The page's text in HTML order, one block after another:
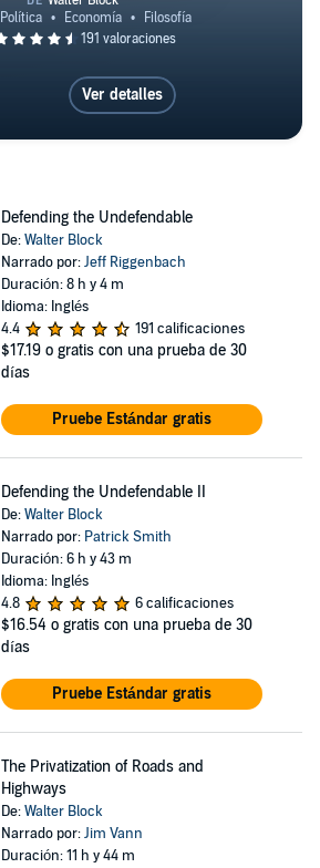
Defending the Undefendable
Ver detalles
Defending the Undefendable
De:Walter Block
Narrado por:Jeff Riggenbach
Duración: 8 h y 4 m
Idioma: Inglés
4.4
191 calificaciones
$17.19 o gratis con una prueba de 30
días
Pruebe Estándar gratis
Defending the Undefendable II
De:Walter Block
Narrado por: Patrick Smith
Duración: 6 h y 43 m
Idioma: Inglés
4.8
6 calificaciones
$16.54 o gratis con una prueba de 30
días
Pruebe Estándar gratis
The Privatization of Roads and
Highways
De:Walter Block
Narrado por:Jim Vann
Duración: 11 h y 44 m